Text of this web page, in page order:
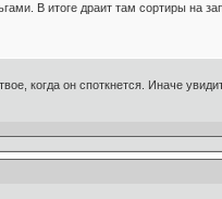
В итоге драит там сортиры
когда он споткнется. Иначе